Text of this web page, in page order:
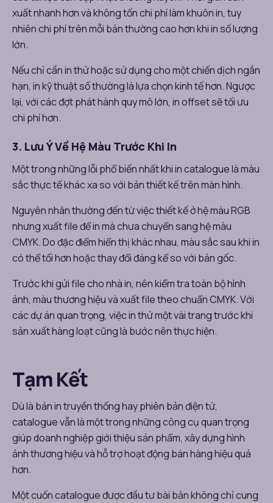
xuất nhanh hơn và không tốn chi phí làm khuôn in, tuy
nhiên chi phí trên mỗi bản thường cao hơn khi in số lượng
lớn.
Nếu chỉ cần in thử hoặc sử dụng cho một chiến dịch ngắn
hạn, in kỹ thuật số thường là lựa chọn kinh tế hơn. Ngược
lại, với các đợt phát hành quy mô lớn, in offset sẽ tối ưu
chi phí hơn.
3. Lưu Ý Về Hệ Màu Trước Khi In
Một trong những lỗi phổ biến nhất khi in catalogue là màu
sắc thực tế khác xa so với bản thiết kế trên màn hình.
Nguyên nhân thường đến từ việc thiết kế ở hệ màu RGB
nhưng xuất file để in mà chưa chuyển sang hệ màu
CMYK. Do đặc điểm hiển thị khác nhau, màu sắc sau khi in
có thể tối hơn hoặc thay đổi đáng kể so với bản gốc.
Trước khi gửi file cho nhà in, nên kiểm tra toàn bộ hình
ảnh, màu thương hiệu và xuất file theo chuẩn CMYK. Với
các dự án quan trọng, việc in thử một vài trang trước khi
sản xuất hàng loạt cũng là bước nên thực hiện.
Tạm Kết
Dù là bản in truyền thống hay phiên bản điện tử,
catalogue vẫn là một trong những công cụ quan trọng
giúp doanh nghiệp giới thiệu sản phẩm, xây dựng hình
ảnh thương hiệu và hỗ trợ hoạt động bán hàng hiệu quả
hơn.
Một cuốn catalogue được đầu tư bài bản không chỉ cung